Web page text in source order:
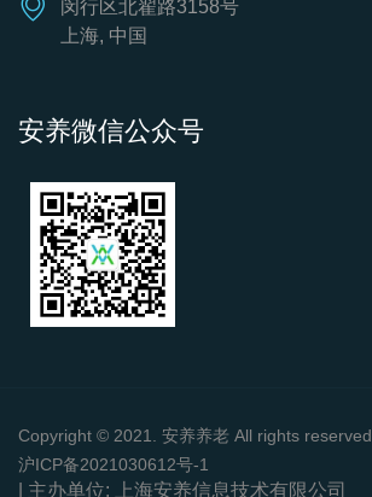
闵行区北翟路3158号
上海, 中国
安养微信公众号
Copyright © 2021. 安养养老 All rights reserved.
沪ICP备2021030612号-1
| 主办单位: 上海安养信息技术有限公司